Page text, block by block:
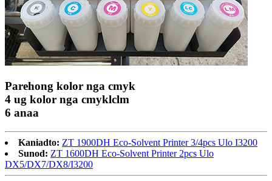
Parehong kolor nga cmyk
4 ug kolor nga cmyklclm
6 anaa
Kaniadto: ZT 1900DH Eco-Solvent Printer 3/4pcs Ulo I3200
Sunod: ZT 1600DH Eco-Solvent Printer 2pcs Ulo
DX5/DX7/DX8/I3200